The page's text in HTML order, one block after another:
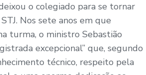
o colegiado para se tornar
Nos sete anos em que
turma, o ministro Sebastião
excepcional” que, segundo
técnico, respeito pela